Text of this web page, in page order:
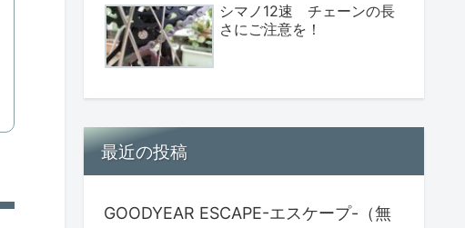
シマノ12速 チェーンの長
さにご注意を！
最近の投稿
GOODYEAR ESCAPE-エスケープ-（無